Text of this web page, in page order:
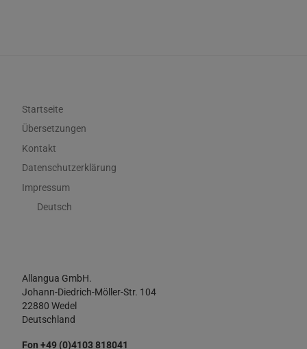
Startseite
Übersetzungen
Kontakt
Datenschutzerklärung
Impressum
Deutsch
Allangua GmbH.
Johann-Diedrich-Möller-Str. 104
22880 Wedel
Deutschland
Fon +49 (0)4103 818041